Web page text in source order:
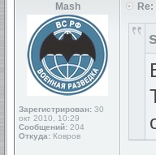
Mash
Зарегистрирован: 30
окт 2010, 10:29
Сообщений: 204
Откуда: Ковров